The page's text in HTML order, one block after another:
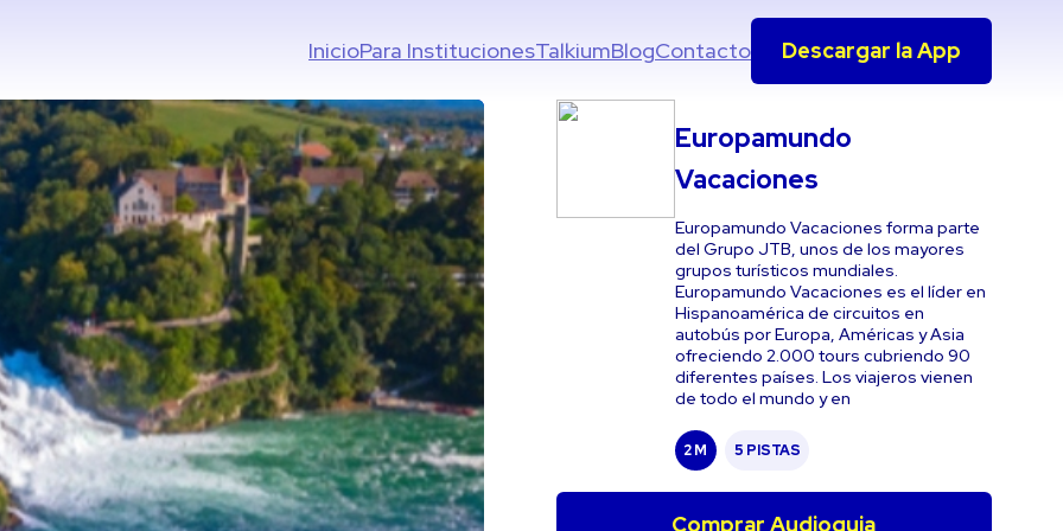
InicioPara InstitucionesTalkiumBlogContacto Descargar la App
Europamundo
Vacaciones
Europamundo Vacaciones forma parte
del Grupo JTB, unos de los mayores
grupos turísticos mundiales.
Europamundo Vacaciones es el líder en
Hispanoamérica de circuitos en
autobús por Europa, Américas y Asia
ofreciendo 2.000 tours cubriendo 90
diferentes países. Los viajeros vienen
de todo el mundo y en
2 M 5 PISTAS
Comprar Audioguia